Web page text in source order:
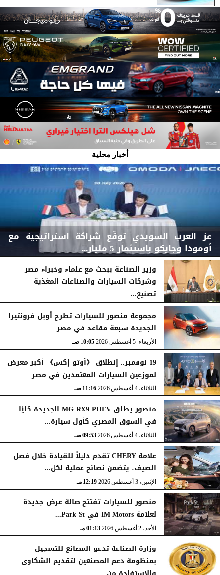
أخبار محلية
عز العرب السويدي توقّع شراكة استراتيجية مع
أومودا وجايكو باستثمار 5 مليار...
الأربعاء، 5 أغسطس 2026 04:47 مـ
وزير الصناعة يبحث مع علماء وخبراء مصر
وشركات السيارات والصناعات المغذية
تصنيع...
الأربعاء، 5 أغسطس 2026
مجموعة منصور للسيارات تطرح أوبل فرونتيرا
الجديدة سبعة مقاعد في مصر
الأربعاء، 5 أغسطس 2026 10:05 صـ
19 نوفمبر.. إنطلاق 《أوتو إكس》 أكبر معرض
لموزعين السيارات المعتمدين في مصر
الثلاثاء، 4 أغسطس 2026 11:16 صـ
منصور يطلق MG RX9 PHEV الجديدة كليًا
في السوق المصري كأول سيارة...
الثلاثاء، 4 أغسطس 2026 09:53 صـ
علامة CHERY تقدم دليلاً للقيادة خلال فصل
الصيف، يتضمن نصائح عملية لكل...
الإثنين، 3 أغسطس 2026 12:19 مـ
منصور للسيارات تفتتح صالة عرض جديدة
لعلامة IM Motors في Park St...
الأحد، 2 أغسطس 2026 01:13 مـ
وزارة الصناعة تدعو المصانع للتسجيل
بمنظومة دعم المصنعين لتقديم الشكاوى